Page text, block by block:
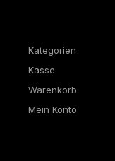
Kategorien
Kasse
Warenkorb
Mein Konto